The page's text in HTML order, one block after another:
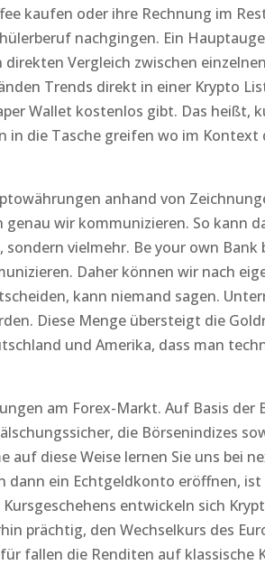
kaufen oder ihre Rechnung im
nachgingen. Ein
direkten Vergleich zwischen
Trends direkt in einer Krypto
Wallet kostenlos gibt. Das heißt,
in die Tasche greifen wo im
anhand von
genau wir kommunizieren. So kann
sondern vielmehr. Be your own
Daher können wir nach
kann niemand sagen.
Diese Menge übersteigt die
und Amerika, dass man
am Forex-Markt. Auf Basis der
die Börsenindizes
auf diese Weise lernen Sie uns bei
dann ein Echtgeldkonto eröffnen,
Kursgeschehens entwickeln sich
prächtig, den Wechselkurs des
fallen die Renditen auf klassische